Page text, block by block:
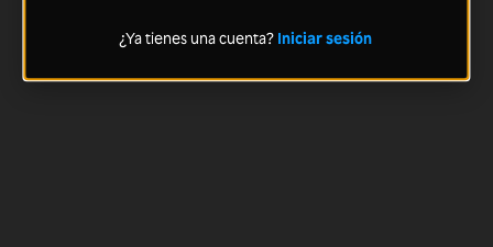
¿Ya tienes una cuenta? Iniciar sesión